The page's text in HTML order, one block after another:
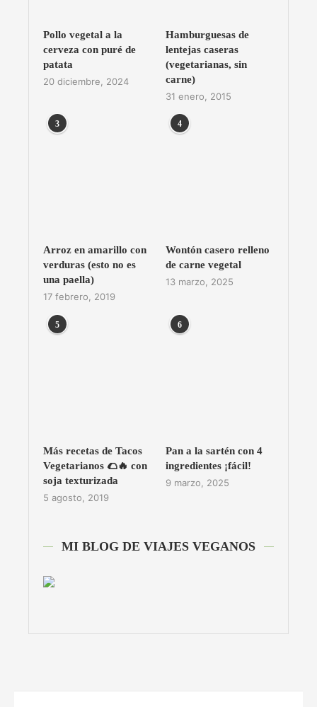
Pollo vegetal a la
cerveza con puré de
patata
20 diciembre, 2024
Hamburguesas de
lentejas caseras
(vegetarianas, sin
carne)
31 enero, 2015
3
Arroz en amarillo con
verduras (esto no es
una paella)
17 febrero, 2019
4
Wontón casero relleno
de carne vegetal
13 marzo, 2025
5
Más recetas de Tacos
Vegetarianos 🌮🔥 con
soja texturizada
5 agosto, 2019
6
Pan a la sartén con 4
ingredientes ¡fácil!
9 marzo, 2025
MI BLOG DE VIAJES VEGANOS